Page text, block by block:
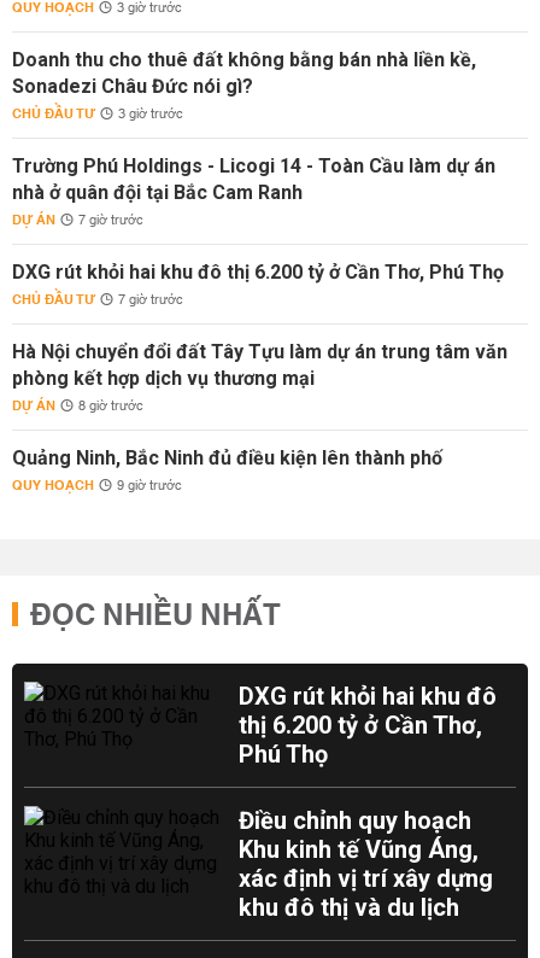
QUY HOẠCH 3 giờ trước
Doanh thu cho thuê đất không bằng bán nhà liền kề,
Sonadezi Châu Đức nói gì?
CHỦ ĐẦU TƯ 3 giờ trước
Trường Phú Holdings - Licogi 14 - Toàn Cầu làm dự án
nhà ở quân đội tại Bắc Cam Ranh
DỰ ÁN 7 giờ trước
DXG rút khỏi hai khu đô thị 6.200 tỷ ở Cần Thơ, Phú Thọ
CHỦ ĐẦU TƯ 7 giờ trước
Hà Nội chuyển đổi đất Tây Tựu làm dự án trung tâm văn
phòng kết hợp dịch vụ thương mại
DỰ ÁN 8 giờ trước
Quảng Ninh, Bắc Ninh đủ điều kiện lên thành phố
QUY HOẠCH 9 giờ trước
ĐỌC NHIỀU NHẤT
DXG rút khỏi hai khu đô
thị 6.200 tỷ ở Cần Thơ,
Phú Thọ
Điều chỉnh quy hoạch
Khu kinh tế Vũng Áng,
xác định vị trí xây dựng
khu đô thị và du lịch